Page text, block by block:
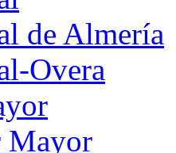
de Almería
Overa
Mayor